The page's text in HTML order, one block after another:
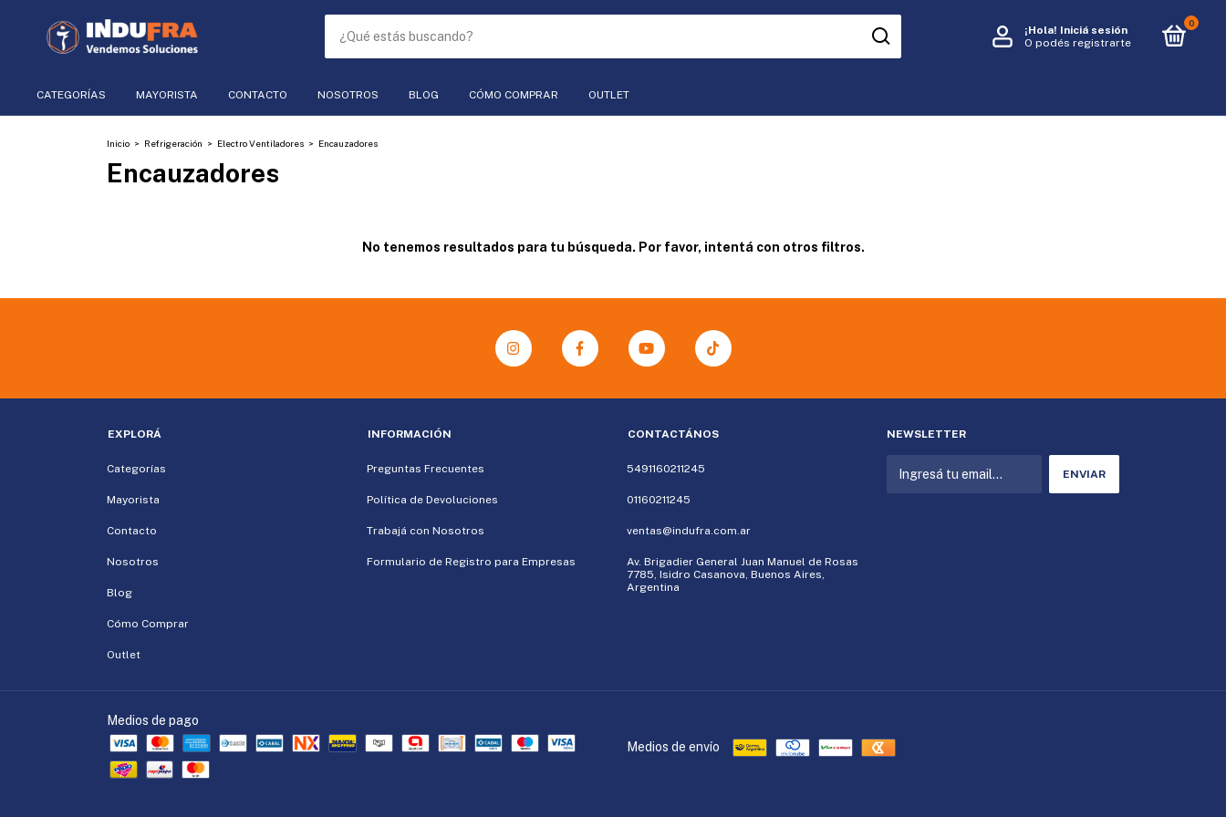
¡Hola! Iniciá sesión
O podés registrarte
0
CATEGORÍAS MAYORISTA CONTACTO NOSOTROS BLOG CÓMO COMPRAR OUTLET
Inicio > Refrigeración > Electro Ventiladores > Encauzadores
Encauzadores
No tenemos resultados para tu búsqueda. Por favor, intentá con otros filtros.
EXPLORÁ
Categorías
Mayorista
Contacto
Nosotros
Blog
Cómo Comprar
Outlet
INFORMACIÓN
Preguntas Frecuentes
Política de Devoluciones
Trabajá con Nosotros
Formulario de Registro para Empresas
CONTACTÁNOS
5491160211245
01160211245
ventas@indufra.com.ar
Av. Brigadier General Juan Manuel de Rosas
7785, Isidro Casanova, Buenos Aires,
Argentina
NEWSLETTER
Medios de pago
Medios de envío